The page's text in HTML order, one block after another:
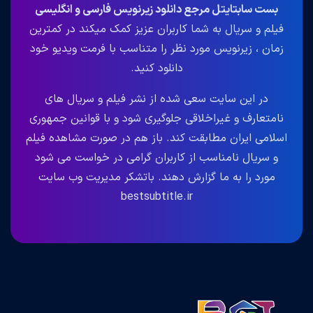
بست سابتایتل مرجع دانلود زیرنویس فارسی و انگلیسی
فیلم و سریال به شما کاربران عزیز کمک میکند در کمترین
زمان ، زیرنویس مورد نظر را متناسب با فرمت ویدیو خود
دانلود کنید.
در این سایت سعی شده از نشر فیلم و سریال های
نامتعارف و غیراخلاقی جلوگیری شود و با قوانین جمهوری
اسلامی ایران مطابقت کند. باز هم در صورت مشاهده فیلم
و سریال نامناسب از کاربران گرامی در خواست می شود
مورد را به ما گزارش دهند. باتشکر مدیریت وب سایت
bestsubtitle.ir